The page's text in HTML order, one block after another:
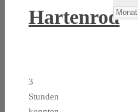
Hartenrod
3
Stunden
Archiv